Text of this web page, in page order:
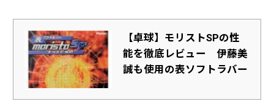
【卓球】モリストSPの性
能を徹底レビュー 伊藤美
誠も使用の表ソフトラバー